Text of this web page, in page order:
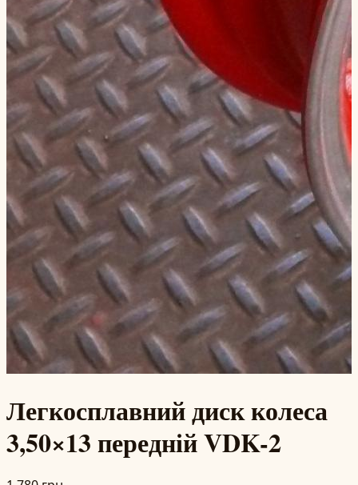
Легкосплавний диск колеса
3,50×13 передній VDK-2